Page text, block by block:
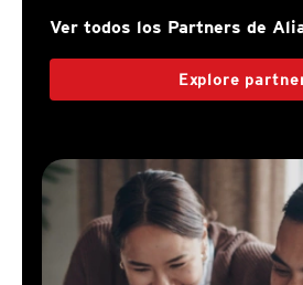
Ver todos los Partners de
Explore